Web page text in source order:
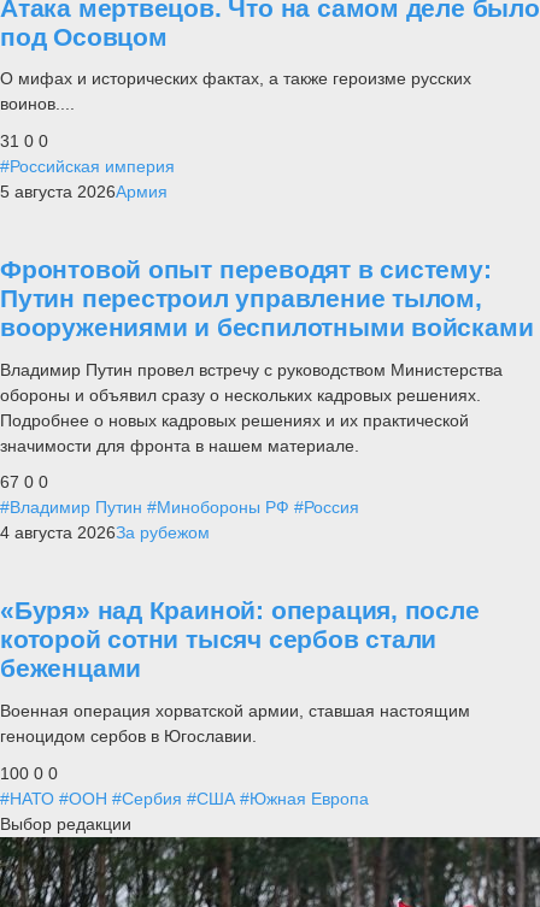
Атака мертвецов. Что на самом деле было
под Осовцом
О мифах и исторических фактах, а также героизме русских
воинов....
31 0 0
#Российская империя
5 августа 2026Армия
Фронтовой опыт переводят в систему:
Путин перестроил управление тылом,
вооружениями и беспилотными войсками
Владимир Путин провел встречу с руководством Министерства
обороны и объявил сразу о нескольких кадровых решениях.
Подробнее о новых кадровых решениях и их практической
значимости для фронта в нашем материале.
67 0 0
#Владимир Путин #Минобороны РФ #Россия
4 августа 2026За рубежом
«Буря» над Краиной: операция, после
которой сотни тысяч сербов стали
беженцами
Военная операция хорватской армии, ставшая настоящим
геноцидом сербов в Югославии.
100 0 0
#НАТО #ООН #Сербия #США #Южная Европа
Выбор редакции